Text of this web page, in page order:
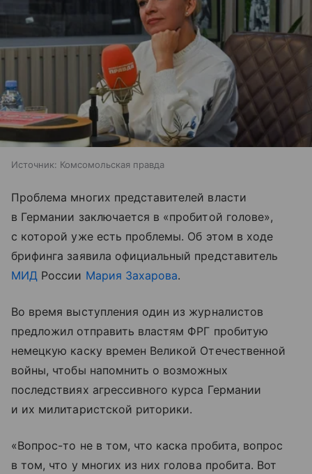
Источник: Комсомольская правда
Проблема многих представителей власти
в Германии заключается в «пробитой голове»,
с которой уже есть проблемы. Об этом в ходе
брифинга заявила официальный представитель
МИД России Мария Захарова.
Во время выступления один из журналистов
предложил отправить властям ФРГ пробитую
немецкую каску времен Великой Отечественной
войны, чтобы напомнить о возможных
последствиях агрессивного курса Германии
и их милитаристской риторики.
«Вопрос-то не в том, что каска пробита, вопрос
в том, что у многих из них голова пробита. Вот